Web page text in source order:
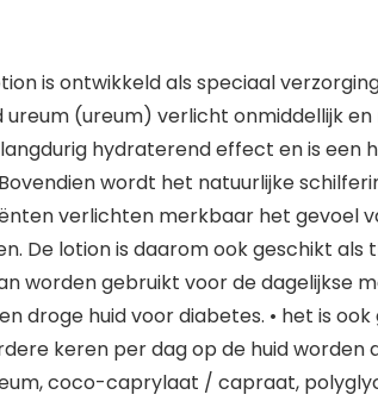
is ontwikkeld als speciaal
(ureum) verlicht onmiddellijk
hydraterend effect en is
wordt het natuurlijke
verlichten merkbaar het gevoel
De lotion is daarom ook geschikt
worden gebruikt voor de dagelijkse
droge huid voor diabetes. • het is
keren per dag op de huid
coco-caprylaat / capraat,